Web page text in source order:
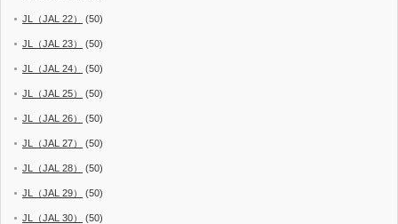
JL（JAL 22） (50)
JL（JAL 23） (50)
JL（JAL 24） (50)
JL（JAL 25） (50)
JL（JAL 26） (50)
JL（JAL 27） (50)
JL（JAL 28） (50)
JL（JAL 29） (50)
JL（JAL 30） (50)